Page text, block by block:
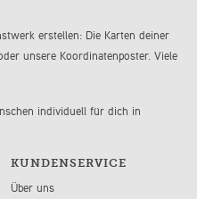
erstellen: Die Karten deiner
unsere Koordinatenposter. Viele
individuell für dich in
KUNDENSERVICE
Über uns